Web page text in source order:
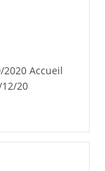
2020 Accueil
20